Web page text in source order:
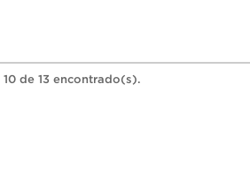
de 13 encontrado(s).